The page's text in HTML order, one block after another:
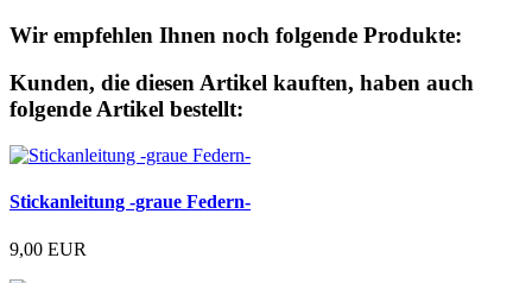
Wir empfehlen Ihnen noch folgende Produkte:
Kunden, die diesen Artikel kauften, haben auch
folgende Artikel bestellt:
Stickanleitung -graue Federn-
9,00 EUR